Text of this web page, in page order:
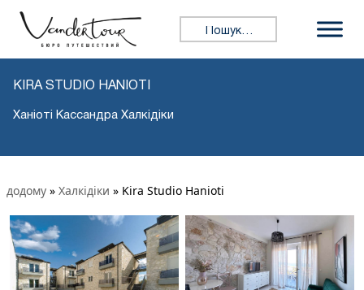
Пошук:
KIRA STUDIO HANIOTI
Ханіоті Кассандра Халкідіки
додому » Халкідіки » Kira Studio Hanioti